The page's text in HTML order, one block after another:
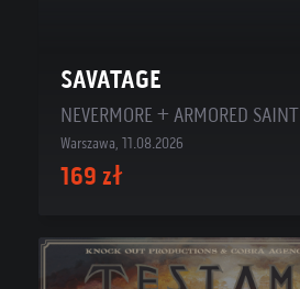
SAVATAGE
NEVERMORE + ARMORED SAINT
Warszawa, 11.08.2026
169 zł